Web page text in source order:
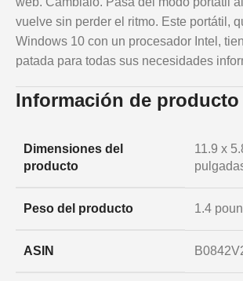
vuelve sin perder el ritmo. Este portátil,
Windows 10 con un procesador Intel,
patada para todas sus necesidades
Información de producto
Dimensiones del
producto
11.9 x
Peso del producto 1.4
ASIN